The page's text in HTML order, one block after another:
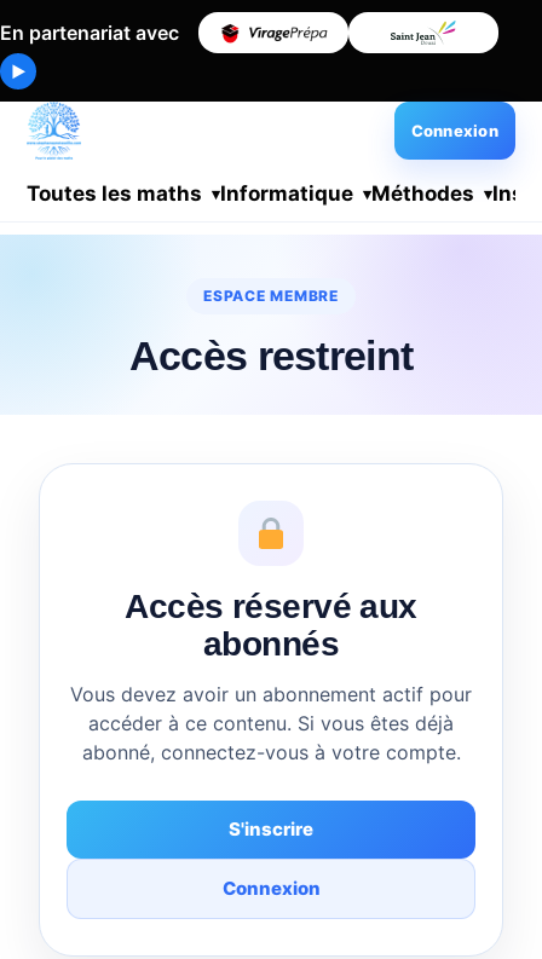
En partenariat avec
▶
Toutes les maths Informatique Méthodes
Connexion
ESPACE MEMBRE
Accès restreint
Accès réservé aux
abonnés
Vous devez avoir un abonnement actif pour
accéder à ce contenu. Si vous êtes déjà
abonné, connectez-vous à votre compte.
S'inscrire
Connexion